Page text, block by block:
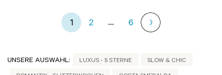
1 2 ... 6
UNSERE AUSWAHL: LUXUS - 5 STERNE SLOW & CHIC